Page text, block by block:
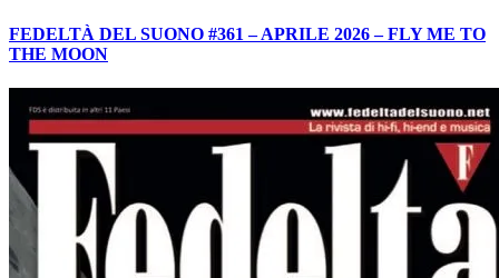
FEDELTÀ DEL SUONO #361 – APRILE 2026 – FLY ME TO
THE MOON